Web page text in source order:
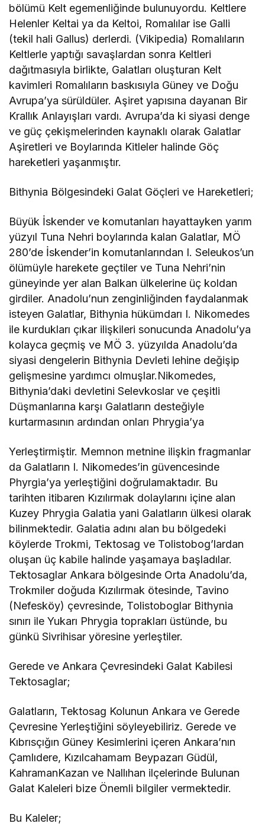
bölümü Kelt egemenliğinde bulunuyordu. Keltlere
Helenler Keltai ya da Keltoi, Romalılar ise Galli
(tekil hali Gallus) derlerdi. (Vikipedia) Romalıların
Keltlerle yaptığı savaşlardan sonra Keltleri
dağıtmasıyla birlikte, Galatları oluşturan Kelt
kavimleri Romalıların baskısıyla Güney ve Doğu
Avrupa’ya sürüldüler. Aşiret yapısına dayanan Bir
Krallık Anlayışları vardı. Avrupa’da ki siyasi denge
ve güç çekişmelerinden kaynaklı olarak Galatlar
Aşiretleri ve Boylarında Kitleler halinde Göç
hareketleri yaşanmıştır.
Bithynia Bölgesindeki Galat Göçleri ve Hareketleri;
Büyük İskender ve komutanları hayattayken yarım
yüzyıl Tuna Nehri boylarında kalan Galatlar, MÖ
280’de İskender’in komutanlarından I. Seleukos’un
ölümüyle harekete geçtiler ve Tuna Nehri’nin
güneyinde yer alan Balkan ülkelerine üç koldan
girdiler. Anadolu’nun zenginliğinden faydalanmak
isteyen Galatlar, Bithynia hükümdarı I. Nikomedes
ile kurdukları çıkar ilişkileri sonucunda Anadolu’ya
kolayca geçmiş ve MÖ 3. yüzyılda Anadolu’da
siyasi dengelerin Bithynia Devleti lehine değişip
gelişmesine yardımcı olmuşlar.Nikomedes,
Bithynia’daki devletini Selevkoslar ve çeşitli
Düşmanlarına karşı Galatların desteğiyle
kurtarmasının ardından onları Phrygia’ya
Yerleştirmiştir. Memnon metnine ilişkin fragmanlar
da Galatların I. Nikomedes’in güvencesinde
Phyrgia’ya yerleştiğini doğrulamaktadır. Bu
tarihten itibaren Kızılırmak dolaylarını içine alan
Kuzey Phrygia Galatia yani Galatların ülkesi olarak
bilinmektedir. Galatia adını alan bu bölgedeki
köylerde Trokmi, Tektosag ve Tolistobog’lardan
oluşan üç kabile halinde yaşamaya başladılar.
Tektosaglar Ankara bölgesinde Orta Anadolu’da,
Trokmiler doğuda Kızılırmak ötesinde, Tavino
(Nefesköy) çevresinde, Tolistoboglar Bithynia
sınırı ile Yukarı Phrygia toprakları üstünde, bu
günkü Sivrihisar yöresine yerleştiler.
Gerede ve Ankara Çevresindeki Galat Kabilesi
Tektosaglar;
Galatların, Tektosag Kolunun Ankara ve Gerede
Çevresine Yerleştiğini söyleyebiliriz. Gerede ve
Kıbrısçığın Güney Kesimlerini içeren Ankara’nın
Çamlıdere, Kızılcahamam Beypazarı Güdül,
KahramanKazan ve Nallıhan ilçelerinde Bulunan
Galat Kaleleri bize Önemli bilgiler vermektedir.
Bu Kaleler;